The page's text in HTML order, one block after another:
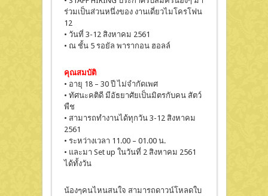
ร่วมเป็นส่วนหนึ่งของ งานเดี่ยวไมโครโฟน
12
• วันที่ 3-12 สิงหาคม 2561
• ณ ชั้น 5 รอยัล พารากอน ฮอลล์
คุณสมบัติ
• อายุ 18 – 30 ปี ไม่จำกัดเพศ
• ทัศนะคติดี มีอัธยาศัยเป็นมิตรกับคน สัตว์
พืช
• สามารถทำงานได้ทุกวัน 3-12 สิงหาคม
2561
• ระหว่างเวลา 11.00 – 01.00 น.
• และมา Set up ในวันที่ 2 สิงหาคม 2561
ได้ทั้งวัน
น้องๆคนไหนสนใจ สามารถดาวน์โหลดใบ